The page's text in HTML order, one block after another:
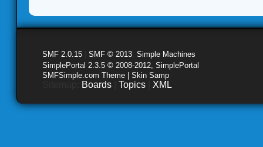
SMF 2.0.15 SMF © 2013 Simple Machines
SimplePortal 2.3.5 © 2008-2012, SimplePortal
SMFSimple.com Theme | Skin Samp
Boards Topics XML